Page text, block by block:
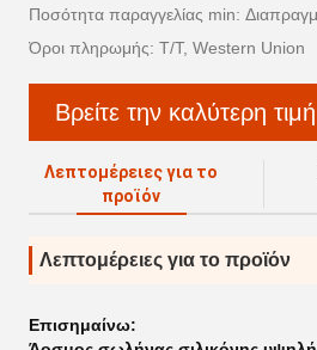
Ποσότητα παραγγελίας min:
Όροι πληρωμής: T/T, Western Union
Βρείτε την καλύτερη τιμή
Λεπτομέρειες για το
προϊόν
Λεπτομέρειες για το προϊόν
Επισημαίνω: